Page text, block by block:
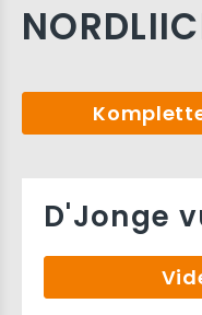
D'Jonge